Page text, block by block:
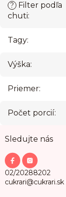
?
Filter podľa
chuti:
Tagy:
Výška:
Priemer:
Počet porcií:
Sledujte nás
02/20288202
cukrari@cukrari.sk